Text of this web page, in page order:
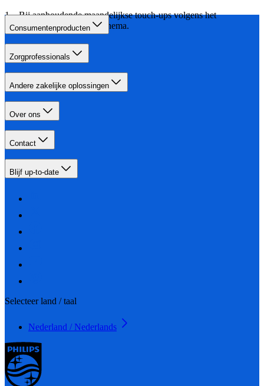
Bij aanhoudende maandelijkse touch-ups volgens het
aangegeven behandelschema.
Consumentenproducten
Zorgprofessionals
Andere zakelijke oplossingen
Over ons
Contact
Blijf up-to-date
Selecteer land / taal
Nederland / Nederlands